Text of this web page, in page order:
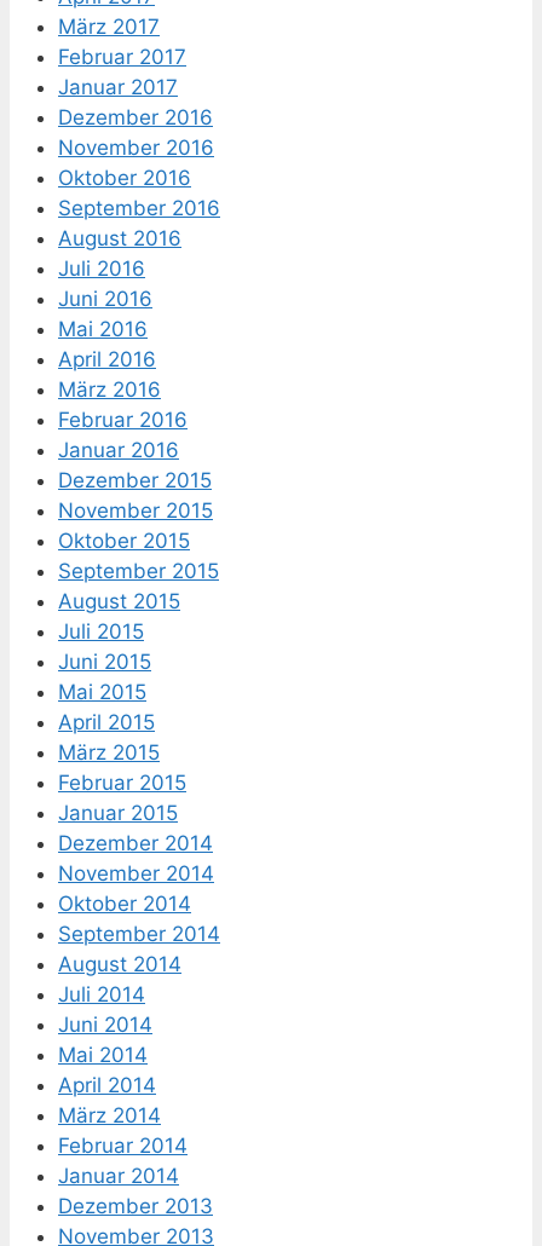
März 2017
Februar 2017
Januar 2017
Dezember 2016
November 2016
Oktober 2016
September 2016
August 2016
Juli 2016
Juni 2016
Mai 2016
April 2016
März 2016
Februar 2016
Januar 2016
Dezember 2015
November 2015
Oktober 2015
September 2015
August 2015
Juli 2015
Juni 2015
Mai 2015
April 2015
März 2015
Februar 2015
Januar 2015
Dezember 2014
November 2014
Oktober 2014
September 2014
August 2014
Juli 2014
Juni 2014
Mai 2014
April 2014
März 2014
Februar 2014
Januar 2014
Dezember 2013
November 2013